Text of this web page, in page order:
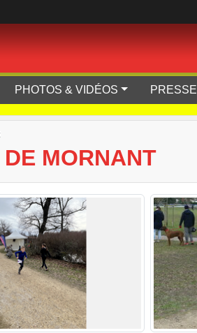
PHOTOS & VIDÉOS PRESSE
MORNANT